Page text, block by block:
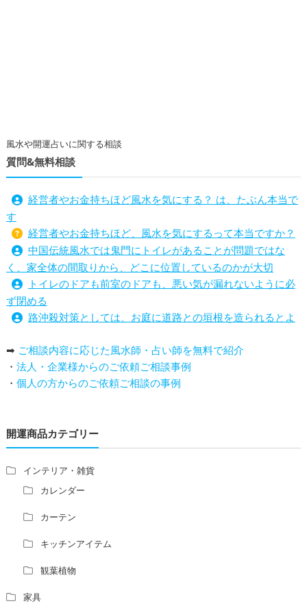
風水や開運占いに関する相談
質問&無料相談
経営者やお金持ちほど風水を気にする？ は、たぶん本当で
す
経営者やお金持ちほど、風水を気にするって本当ですか？
中国伝統風水では鬼門にトイレがあることが問題ではな
く、家全体の間取りから、どこに位置しているのかが大切
トイレのドアも前室のドアも、悪い気が漏れないように必
ず閉める
路沖殺対策としては、お庭に道路との垣根を造られるとよ
庭を広げると路沖殺（ろちゅうさつ）は防げますか？
トイレ前室のドアの開け閉めについて
増築して家相の中心軸が変わると、鬼門の方角にあるトイ
占い師さんは、幽霊を見たことがありますか？
家相風水の診断・鑑定料金や相場について
家相・風水の鑑定料金の相場が知りたい。
風水の流派について教えてください。
風水師になるには、どんな勉強をすればいいですか？
➡ ご相談内容に応じた風水師・占い師を無料で紹介
・ 法人・企業様からのご依頼ご相談事例
・ 個人の方からのご依頼ご相談の事例
開運商品カテゴリー
インテリア・雑貨
カレンダー
カーテン
キッチンアイテム
観葉植物
家具